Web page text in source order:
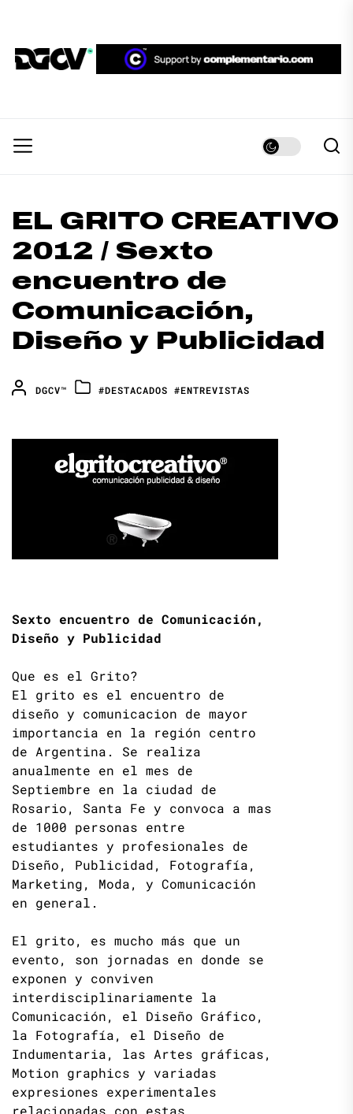
the
content
DGCV™
EL GRITO CREATIVO
2012 / Sexto
encuentro de
Comunicación,
Diseño y Publicidad
DGCV™ #DESTACADOS #ENTREVISTAS
Sexto encuentro de Comunicación,
Diseño y Publicidad
Que es el Grito?
El grito es el encuentro de
diseño y comunicacion de mayor
importancia en la región centro
de Argentina. Se realiza
anualmente en el mes de
Septiembre en la ciudad de
Rosario, Santa Fe y convoca a mas
de 1000 personas entre
estudiantes y profesionales de
Diseño, Publicidad, Fotografía,
Marketing, Moda, y Comunicación
en general.
El grito, es mucho más que un
evento, son jornadas en donde se
exponen y conviven
interdisciplinariamente la
Comunicación, el Diseño Gráfico,
la Fotografía, el Diseño de
Indumentaria, las Artes gráficas,
Motion graphics y variadas
expresiones experimentales